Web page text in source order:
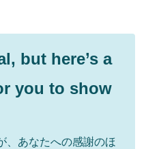
but here’s a
you to show
、あなたへの感謝のほ